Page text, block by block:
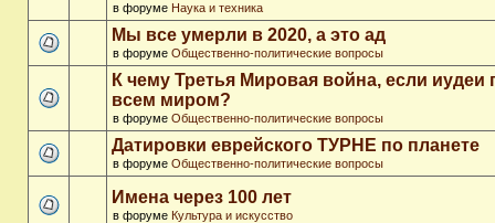
в форуме Наука и техника
Мы все умерли в 2020, а это ад
в форуме Общественно-политические вопросы
К чему Третья Мировая война, если иудеи
всем миром?
в форуме Общественно-политические вопросы
Датировки еврейского ТУРНЕ по планете
в форуме Общественно-политические вопросы
Имена через 100 лет
в форуме Культура и искусство